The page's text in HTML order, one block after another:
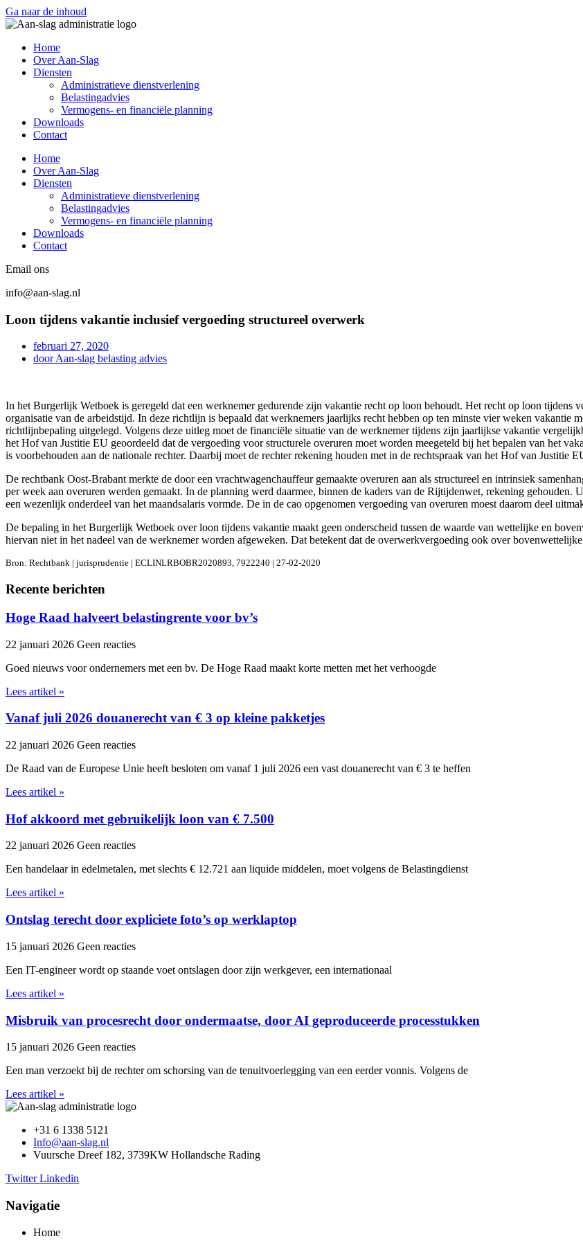
Ga naar de inhoud
Home
Over Aan-Slag
Diensten
Administratieve dienstverlening
Belastingadvies
Vermogens- en financiële planning
Downloads
Contact
Home
Over Aan-Slag
Diensten
Administratieve dienstverlening
Belastingadvies
Vermogens- en financiële planning
Downloads
Contact
Email ons
info@aan-slag.nl
Loon tijdens vakantie inclusief vergoeding structureel overwerk
februari 27, 2020
doorAan-slag belasting advies
In het Burgerlijk Wetboek is geregeld dat een werknemer gedurende zijn vakantie recht op loon behoudt. Het recht op loon tijdens
organisatie van de arbeidstijd. In deze richtlijn is bepaald dat werknemers jaarlijks recht hebben op ten minste vier weken vakantie
richtlijnbepaling uitgelegd. Volgens deze uitleg moet de financiële situatie van de werknemer tijdens zijn jaarlijkse vakantie
het Hof van Justitie EU geoordeeld dat de vergoeding voor structurele overuren moet worden meegeteld bij het bepalen van het
is voorbehouden aan de nationale rechter. Daarbij moet de rechter rekening houden met in de rechtspraak van het Hof van Justitie
De rechtbank Oost-Brabant merkte de door een vrachtwagenchauffeur gemaakte overuren aan als structureel en intrinsiek
per week aan overuren werden gemaakt. In de planning werd daarmee, binnen de kaders van de Rijtijdenwet, rekening gehouden.
een wezenlijk onderdeel van het maandsalaris vormde. De in de cao opgenomen vergoeding van overuren moest daarom deel
De bepaling in het Burgerlijk Wetboek over loon tijdens vakantie maakt geen onderscheid tussen de waarde van wettelijke en
hiervan niet in het nadeel van de werknemer worden afgeweken. Dat betekent dat de overwerkvergoeding ook over
Bron: Rechtbank | jurisprudentie | ECLINLRBOBR2020893, 7922240 | 27-02-2020
Recente berichten
Hoge Raad halveert belastingrente voor bv’s
22 januari 2026 Geen reacties
Goed nieuws voor ondernemers met een bv. De Hoge Raad maakt korte metten met het verhoogde
Lees artikel »
Vanaf juli 2026 douanerecht van € 3 op kleine pakketjes
22 januari 2026 Geen reacties
De Raad van de Europese Unie heeft besloten om vanaf 1 juli 2026 een vast douanerecht van € 3 te heffen
Lees artikel »
Hof akkoord met gebruikelijk loon van € 7.500
22 januari 2026 Geen reacties
Een handelaar in edelmetalen, met slechts € 12.721 aan liquide middelen, moet volgens de Belastingdienst
Lees artikel »
Ontslag terecht door expliciete foto’s op werklaptop
15 januari 2026 Geen reacties
Een IT-engineer wordt op staande voet ontslagen door zijn werkgever, een internationaal
Lees artikel »
Misbruik van procesrecht door ondermaatse, door AI geproduceerde processtukken
15 januari 2026 Geen reacties
Een man verzoekt bij de rechter om schorsing van de tenuitvoerlegging van een eerder vonnis. Volgens de
Lees artikel »
+31 6 1338 5121
Info@aan-slag.nl
Vuursche Dreef 182, 3739KW Hollandsche Rading
Twitter Linkedin
Navigatie
Home